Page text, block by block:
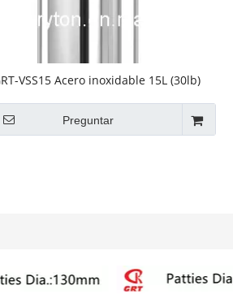
VSS15 Acero inoxidable 15L (30lb)
verticales
Preguntar